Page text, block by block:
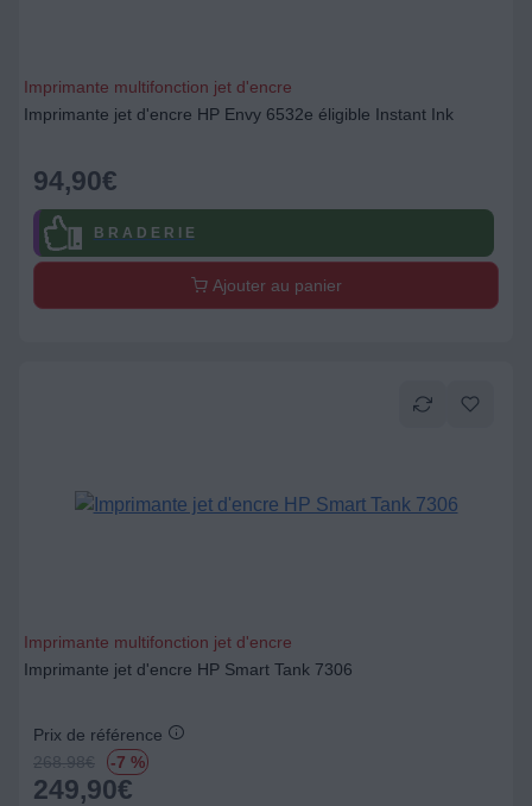
Imprimante multifonction jet d'encre
Imprimante jet d'encre HP Envy 6532e éligible Instant Ink
94,90€
B R A D E R I E
Ajouter au panier
Imprimante multifonction jet d'encre
Imprimante jet d'encre HP Smart Tank 7306
Prix de référence
268.98€ -7 %
249,90€